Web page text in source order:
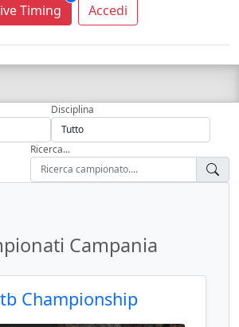
Timing Accedi
Disciplina
Ricerca...
Campania
Championship